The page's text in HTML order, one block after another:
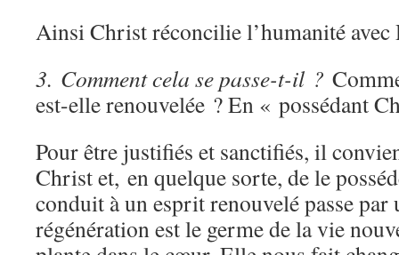
Ainsi Christ réconcilie l’humanité avec
3. Comment cela se passe-t-il ?
est-elle renouvelée ? En « possédant
Pour être justifiés et sanctifiés, il
Christ et, en quelque sorte, de le
conduit à un esprit renouvelé passe
régénération est le germe de la vie